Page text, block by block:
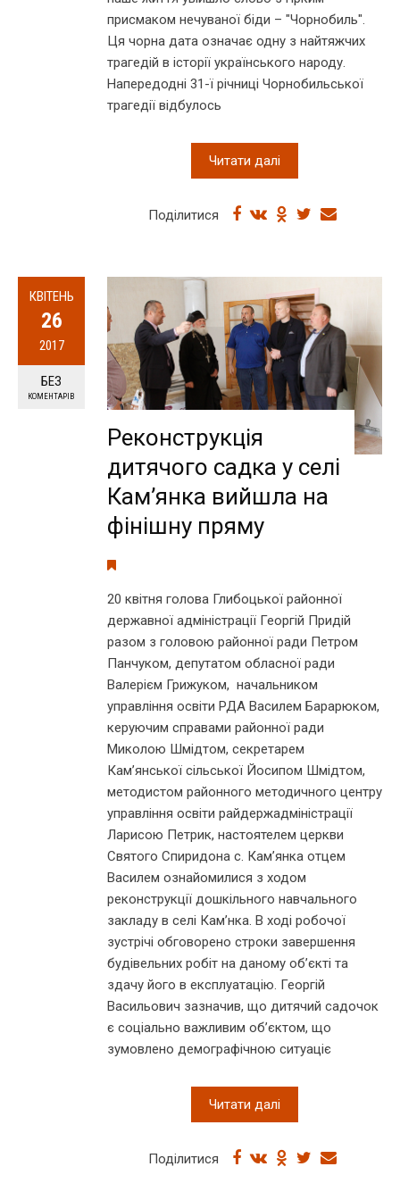
присмаком нечуваної біди – "Чорнобиль".
Ця чорна дата означає одну з найтяжчих
трагедій в історії українського народу.
Напередодні 31-ї річниці Чорнобильської
трагедії відбулось
Читати далі
Поділитися
КВІТЕНЬ
26
2017
БЕЗ
КОМЕНТАРІВ
Реконструкція
дитячого садка у селі
Кам’янка вийшла на
фінішну пряму
20 квітня голова Глибоцької районної
державної адміністрації Георгій Придій
разом з головою районної ради Петром
Панчуком, депутатом обласної ради
Валерієм Грижуком, начальником
управління освіти РДА Василем Барарюком,
керуючим справами районної ради
Миколою Шмідтом, секретарем
Кам’янської сільської Йосипом Шмідтом,
методистом районного методичного центру
управління освіти райдержадміністрації
Ларисою Петрик, настоятелем церкви
Святого Спиридона с. Кам’янка отцем
Василем ознайомилися з ходом
реконструкції дошкільного навчального
закладу в селі Кам’нка. В ході робочої
зустрічі обговорено строки завершення
будівельних робіт на даному об’єкті та
здачу його в експлуатацію. Георгій
Васильович зазначив, що дитячий садочок
є соціально важливим об’єктом, що
зумовлено демографічною ситуаціє
Читати далі
Поділитися